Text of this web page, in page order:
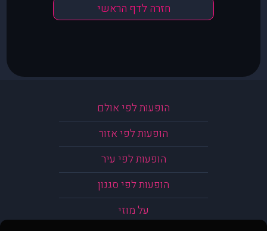
חזרה לדף הראשי
הופעות לפי אולם
הופעות לפי אזור
הופעות לפי עיר
הופעות לפי סגנון
על מוזי